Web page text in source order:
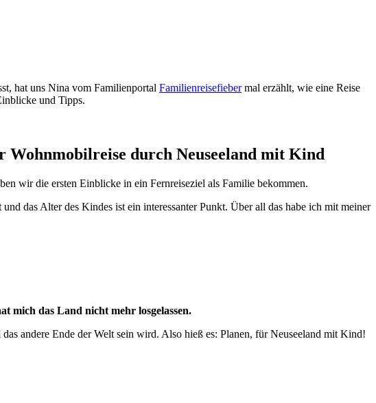
hat uns Nina vom Familienportal Familienreisefiebermal erzählt, wie eine Reise
und Tipps.
durch Neuseeland mit Kind
wir die ersten Einblicke in ein Fernreiseziel als Familie bekommen.
das Alter des Kindes ist ein interessanter Punkt. Über all das habe ich mit meiner
mich das Land nicht mehr losgelassen.
andere Ende der Welt sein wird. Also hieß es: Planen, für Neuseeland mit Kind!